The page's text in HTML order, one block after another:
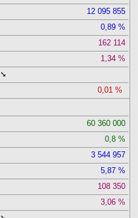
12 095 855
0,89
162 114
1,34
➘
0,01
60 360 000
0,8
3 544 957
5,87
108 350
3,06